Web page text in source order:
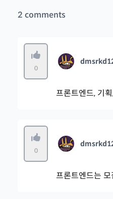
2 comments
0
프론트엔드, 기
0
프론트엔드는